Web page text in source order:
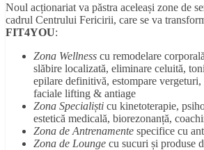
Noul acționariat va păstra aceleași zone de
cadrul Centrului Fericirii, care se va
FIT4YOU:
Zona Wellness cu remodelare
slăbire localizată, eliminare celuită,
epilare definitivă, estompare vergeturi,
faciale lifting & antiage
Zona Specialiști cu kinetoterapie,
estetică medicală, biorezonanță,
Zona de Antrenamente specifice cu
Zona de Lounge cu sucuri și produse